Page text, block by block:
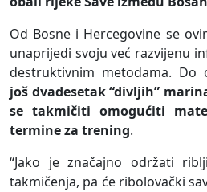
Od Bosne i Hercegovine se
unaprijedi svoju već razvijenu
destruktivnim metodama.
još dvadesetak “divljih”
se takmičiti omogućiti
termine za trening.
“Jako je značajno održati
takmičenja, pa će ribolovački